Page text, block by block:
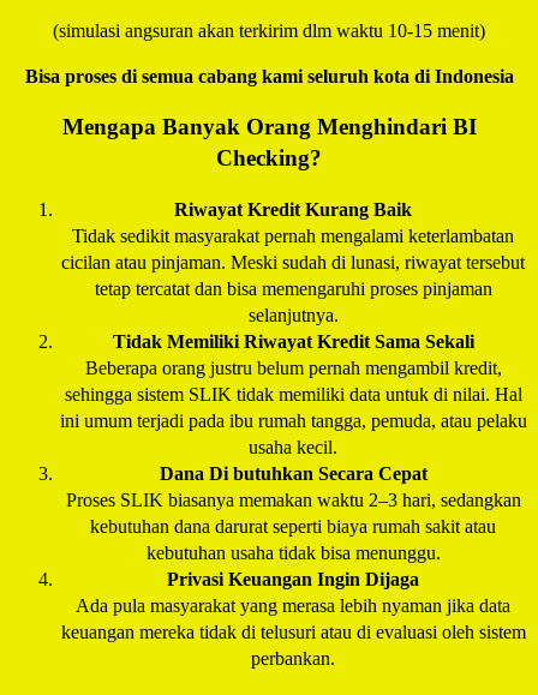
(simulasi angsuran akan terkirim dlm waktu 10-15 menit)
Bisa proses di semua cabang kami seluruh kota di Indonesia
Mengapa Banyak Orang Menghindari BI
Checking?
Riwayat Kredit Kurang Baik
Tidak sedikit masyarakat pernah mengalami keterlambatan
cicilan atau pinjaman. Meski sudah di lunasi, riwayat tersebut
tetap tercatat dan bisa memengaruhi proses pinjaman
selanjutnya.
Tidak Memiliki Riwayat Kredit Sama Sekali
Beberapa orang justru belum pernah mengambil kredit,
sehingga sistem SLIK tidak memiliki data untuk di nilai. Hal
ini umum terjadi pada ibu rumah tangga, pemuda, atau pelaku
usaha kecil.
Dana Di butuhkan Secara Cepat
Proses SLIK biasanya memakan waktu 2–3 hari, sedangkan
kebutuhan dana darurat seperti biaya rumah sakit atau
kebutuhan usaha tidak bisa menunggu.
Privasi Keuangan Ingin Dijaga
Ada pula masyarakat yang merasa lebih nyaman jika data
keuangan mereka tidak di telusuri atau di evaluasi oleh sistem
perbankan.